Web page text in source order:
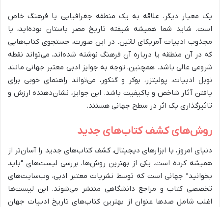
یک معیار دیگر، علاقه به یک منطقه جغرافیایی یا فرهنگ خاص
است. شاید شما همیشه شیفته تاریخ مصر باستان بوده‌اید، یا
مجذوب ادبیات آمریکای لاتین. در این صورت، جستجوی کتاب‌هایی
که در آن منطقه یا درباره آن فرهنگ نوشته شده‌اند، می‌تواند نقطه
شروعی عالی باشد. همچنین، توجه به جوایز ادبی معتبر جهانی مانند
نوبل ادبیات، پولیتزر، بوکر و گنکور، می‌تواند راهنمای خوبی برای
یافتن آثار شاخص و باکیفیت باشد. این جوایز، نشان‌دهنده ارزش و
تاثیرگذاری یک اثر در سطح جهانی هستند.
روش‌های کشف کتاب‌های جدید
دنیای امروز، با ابزارهای دیجیتال، کشف کتاب‌های جدید را آسان‌تر از
همیشه کرده است. یکی از بهترین روش‌ها، بررسی لیست‌های “باید
بخوانید” جهانی است که توسط نشریات معتبر ادبی، وب‌سایت‌های
تخصصی کتاب و مراجع دانشگاهی منتشر می‌شوند. این لیست‌ها
اغلب شامل صدها عنوان از بهترین کتاب‌های تاریخ ادبیات جهان